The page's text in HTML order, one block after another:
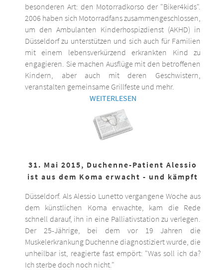
besonderen Art: den Motorradkorso der "Biker4kids".
2006 haben sich Motorradfans zusammengeschlossen,
um den Ambulanten Kinderhospizdienst (AKHD) in
Düsseldorf zu unterstützen und sich auch für Familien
mit einem lebensverkürzend erkrankten Kind zu
engagieren. Sie machen Ausflüge mit den betroffenen
Kindern, aber auch mit deren Geschwistern,
veranstalten gemeinsame Grillfeste und mehr.
WEITERLESEN
31. Mai 2015, Duchenne-Patient Alessio
ist aus dem Koma erwacht - und kämpft
Düsseldorf. Als Alessio Lunetto vergangene Woche aus
dem künstlichen Koma erwachte, kam die Rede
schnell darauf, ihn in eine Palliativstation zu verlegen.
Der 25-Jährige, bei dem vor 19 Jahren die
Muskelerkrankung Duchenne diagnostiziert wurde, die
unheilbar ist, reagierte fast empört: "Was soll ich da?
Ich sterbe doch noch nicht."